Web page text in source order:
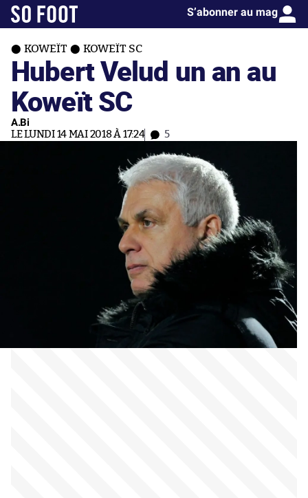
S’abonner au mag
KOWEÏT KOWEÏT SC
Hubert Velud un an au
Koweït SC
A.Bi
LE LUNDI 14 MAI 2018 À 17:24 5